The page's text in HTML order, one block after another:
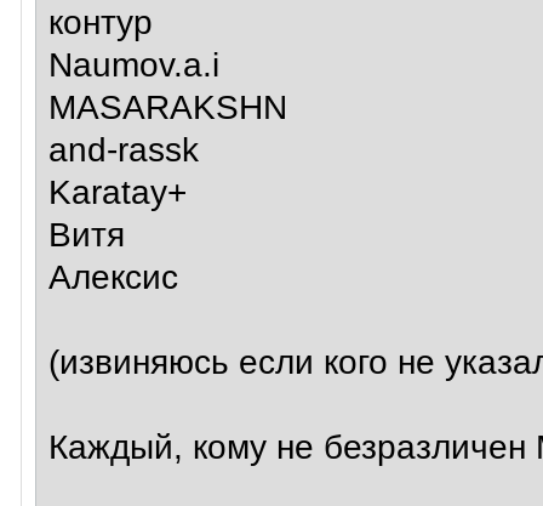
контур
Naumov.a.i
MASARAKSHN
and-rassk
Karatay+
Витя
Алексис
(извиняюсь если кого не
Каждый, кому не